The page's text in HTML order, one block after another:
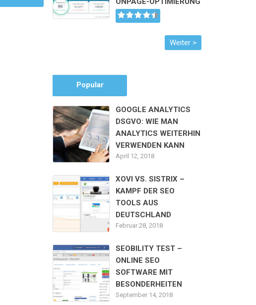
Popular
GOOGLE ANALYTICS
DSGVO: WIE MAN
ANALYTICS WEITERHIN
VERWENDEN KANN
April 12, 2018
XOVI VS. SISTRIX –
KAMPF DER SEO
TOOLS AUS
DEUTSCHLAND
Februar 28, 2018
SEOBILITY TEST –
ONLINE SEO
SOFTWARE MIT
BESONDERHEITEN
September 14, 2018